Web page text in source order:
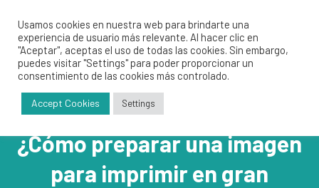
¿Cómo preparar una imagen
para imprimir en gran
Usamos cookies en nuestra web para brindarte una
experiencia de usuario más relevante. Al hacer clic en
"Aceptar", aceptas el uso de todas las cookies. Sin embargo,
puedes visitar "Settings" para poder proporcionar un
consentimiento de las cookies más controlado.
Accept Cookies Settings